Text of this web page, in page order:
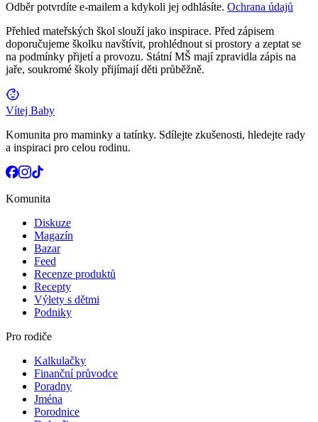
Odběr potvrdíte e-mailem a kdykoli jej odhlásíte. Ochrana údajů
Přehled mateřských škol slouží jako inspirace. Před zápisem
doporučujeme školku navštívit, prohlédnout si prostory a zeptat se
na podmínky přijetí a provozu. Státní MŠ mají zpravidla zápis na
jaře, soukromé školy přijímají děti průběžně.
Vítej Baby
Komunita pro maminky a tatínky. Sdílejte zkušenosti, hledejte rady
a inspiraci pro celou rodinu.
Komunita
Diskuze
Magazín
Bazar
Feed
Recenze produktů
Recepty
Výlety s dětmi
Podniky
Pro rodiče
Kalkulačky
Finanční průvodce
Poradny
Jména
Porodnice